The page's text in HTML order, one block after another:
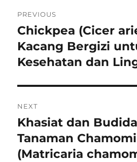
pos
PREVIOUS
Previous
post:
Chickpea (Cicer
Kacang Bergizi
Kesehatan dan
NEXT
Next
post:
Khasiat dan
Tanaman
(Matricaria